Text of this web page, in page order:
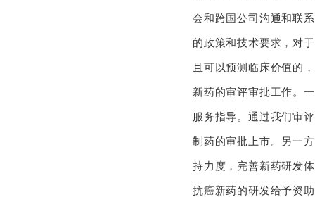
会和跨国公司沟通和联
的政策和技术要求，对
且可以预测临床价值的
新药的审评审批工作。
服务指导。通过我们审
制药的审批上市。另一
持力度，完善新药研发
抗癌新药的研发给予资